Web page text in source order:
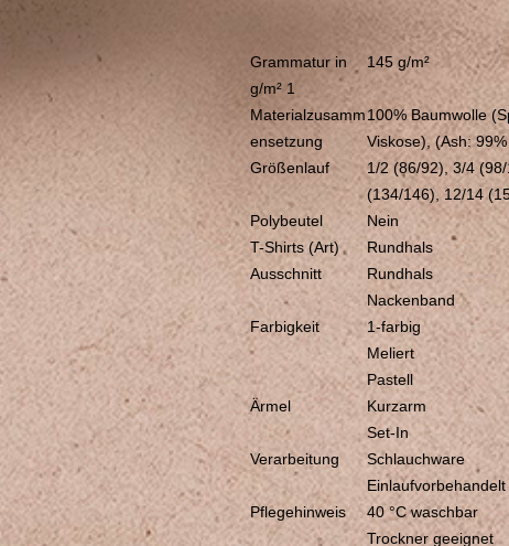
Grammatur in
g/m² 1
145 g/m²
Materialzusamm
ensetzung
100% Baumwolle
Viskose), (Ash:
Größenlauf
1/2 (86/92), 3/4
(134/146), 12/14
Polybeutel
Nein
T-Shirts (Art)
Rundhals
Ausschnitt
Rundhals
Nackenband
Farbigkeit
1-farbig
Meliert
Pastell
Ärmel
Kurzarm
Set-In
Verarbeitung
Schlauchware
Pflegehinweis
40 °C waschbar
Trockner geeignet